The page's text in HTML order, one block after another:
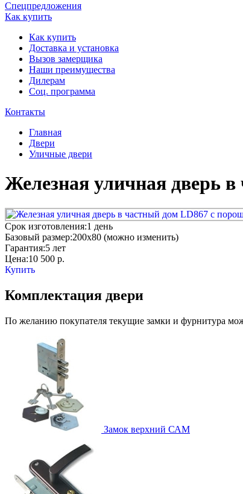
Спецпредложения
Как купить
Как купить
Доставка и установка
Вызов замерщика
Наши преимущества
Дилерам
Соц. программа
Контакты
Главная
Двери
Уличные двери
Железная уличная дверь
Срок изготовления:1 день
Базовый размер:200x80 (можно изменить)
Гарантия:5 лет
Цена:10 500 р.
Купить
Комплектация двери
По желанию покупателя текущие замки и фурнитура
Замок верхний САМ